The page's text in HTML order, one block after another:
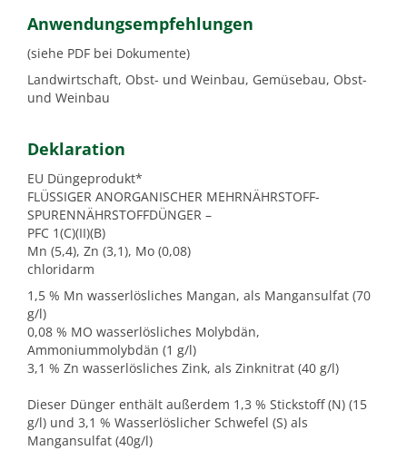
Anwendungsempfehlungen
(siehe PDF bei Dokumente)
Landwirtschaft, Obst- und Weinbau, Gemüsebau, Obst-
und Weinbau
Deklaration
EU Düngeprodukt*
FLÜSSIGER ANORGANISCHER MEHRNÄHRSTOFF-
SPURENNÄHRSTOFFDÜNGER –
PFC 1(C)(II)(B)
Mn (5,4), Zn (3,1), Mo (0,08)
chloridarm
1,5 % Mn wasserlösliches Mangan, als Mangansulfat (70
g/l)
0,08 % MO wasserlösliches Molybdän,
Ammoniummolybdän (1 g/l)
3,1 % Zn wasserlösliches Zink, als Zinknitrat (40 g/l)
Dieser Dünger enthält außerdem 1,3 % Stickstoff (N) (15
g/l) und 3,1 % Wasserlöslicher Schwefel (S) als
Mangansulfat (40g/l)